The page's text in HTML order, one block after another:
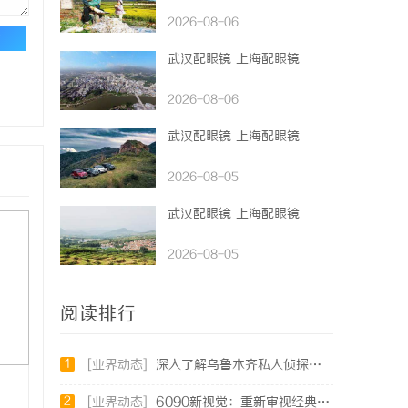
2026-08-06
武汉配眼镜 上海配眼镜
2026-08-06
武汉配眼镜 上海配眼镜
2026-08-05
武汉配眼镜 上海配眼镜
2026-08-05
阅读排行
1 [业界动态] 深入了解乌鲁木齐私人侦探行业的现状与发展趋势
2 [业界动态] 6090新视觉：重新审视经典与现代的视觉盛宴